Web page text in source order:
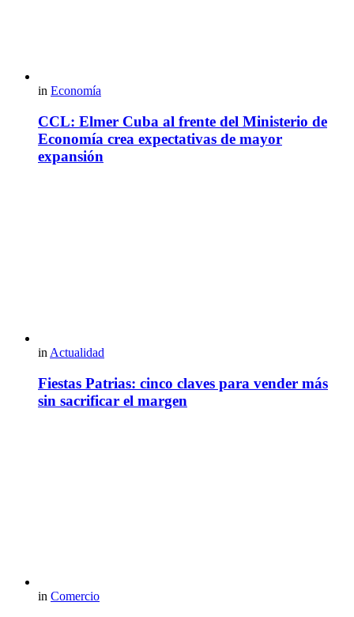
in Economía
CCL: Elmer Cuba al frente del Ministerio de
Economía crea expectativas de mayor
expansión
in Actualidad
Fiestas Patrias: cinco claves para vender más
sin sacrificar el margen
in Comercio